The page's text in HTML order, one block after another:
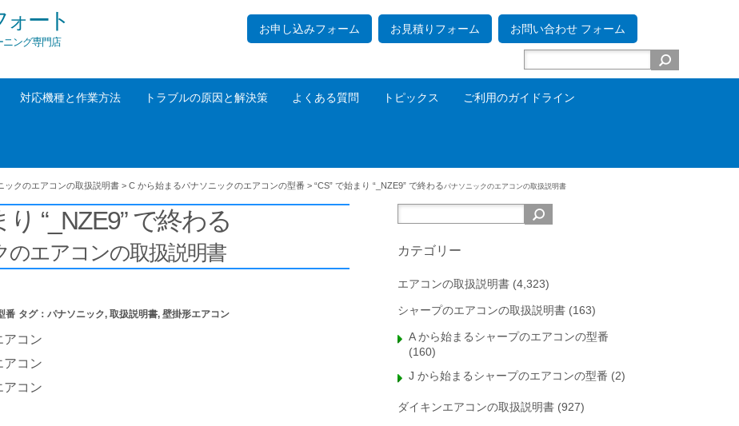
ート
ニング専門店
お申し込みフォーム お見積りフォーム お問い合わせ フォーム
対応機種と作業方法 トラブルの原因と解決策 よくある質問 トピックス ご利用のガイドライン
ックのエアコンの取扱説明書 > C から始まるパナソニックのエアコンの型番 > “CS” で始まり “_NZE9” で終わるパナソニックのエアコンの取扱説明書
り “_NZE9” で終わる
のエアコンの取扱説明書
番 タグ： パナソニック, 取扱説明書, 壁掛形エアコン
アコン
アコン
アコン
カテゴリー
エアコンの取扱説明書 (4,323)
シャープのエアコンの取扱説明書 (163)
A から始まるシャープのエアコンの型番
(160)
J から始まるシャープのエアコンの型番 (2)
ダイキンエアコンの取扱説明書 (927)